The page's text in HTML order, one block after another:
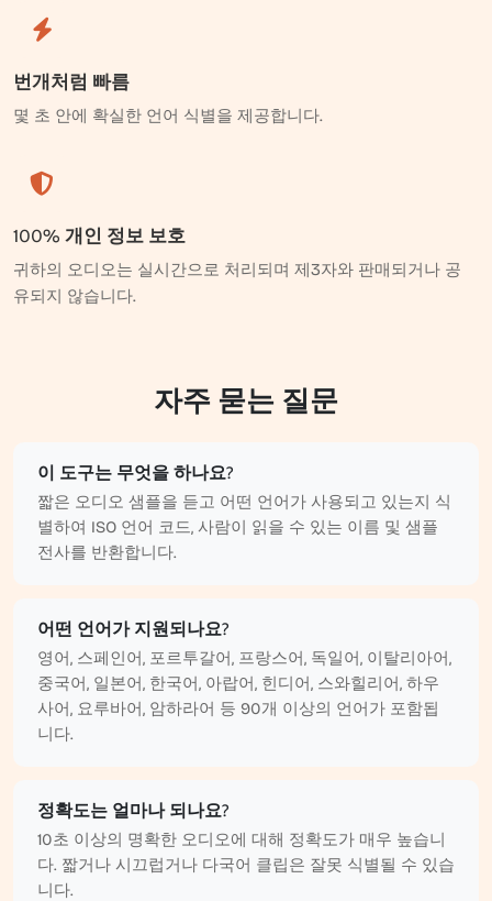
번개처럼 빠름
몇 초 안에 확실한 언어 식별을 제공합니다.
100% 개인 정보 보호
귀하의 오디오는 실시간으로 처리되며 제3자와 판매되거나 공
유되지 않습니다.
자주 묻는 질문
이 도구는 무엇을 하나요?
짧은 오디오 샘플을 듣고 어떤 언어가 사용되고 있는지 식
별하여 ISO 언어 코드, 사람이 읽을 수 있는 이름 및 샘플
전사를 반환합니다.
어떤 언어가 지원되나요?
영어, 스페인어, 포르투갈어, 프랑스어, 독일어, 이탈리아어,
중국어, 일본어, 한국어, 아랍어, 힌디어, 스와힐리어, 하우
사어, 요루바어, 암하라어 등 90개 이상의 언어가 포함됩
니다.
정확도는 얼마나 되나요?
10초 이상의 명확한 오디오에 대해 정확도가 매우 높습니
다. 짧거나 시끄럽거나 다국어 클립은 잘못 식별될 수 있습
니다.